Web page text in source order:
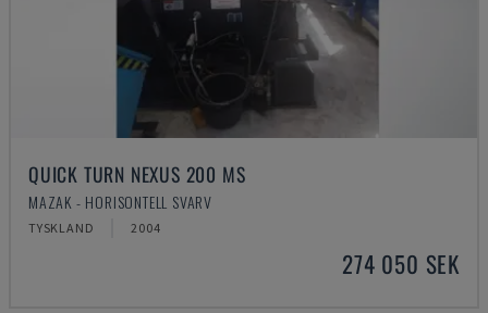
QUICK TURN NEXUS 200 MS
MAZAK - HORISONTELL SVARV
TYSKLAND 2004
274 050 SEK